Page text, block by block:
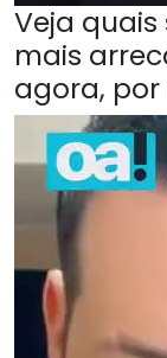
Veja
mais
agora,